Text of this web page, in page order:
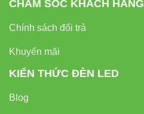
CHĂM SÓC KHÁCH HÀNG
Chính sách đổi trả
Khuyến mãi
KIẾN THỨC ĐÈN LED
Blog